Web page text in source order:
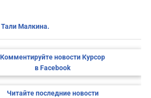
Тали Малкина.
Комментируйте новости Курсор
в Facebook
Читайте последние новости